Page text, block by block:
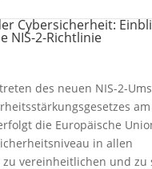
Cybersicherheit:
NIS-2-Richtlinie
des neuen NIS-2-
am
die Europäische
in allen
vereinheitlichen und zu